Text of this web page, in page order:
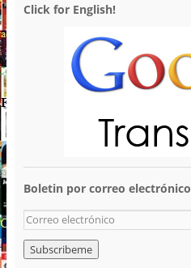
Click for English!
Boletin por correo electrónico